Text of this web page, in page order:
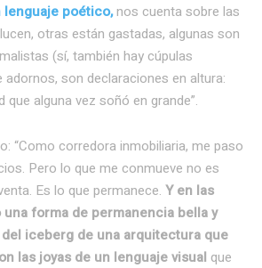
lenguaje poético,nos cuenta sobre las
otras están gastadas, algunas son
(sí, también hay cúpulas
adornos, son declaraciones en altura:
que alguna vez soñó en grande”.
“Como corredora inmobiliaria, me paso
Pero lo que me conmueve no es
Es lo que permanece. Y en las
forma de permanencia bella y
del iceberg de una arquitectura que
las joyas de un lenguaje visual que